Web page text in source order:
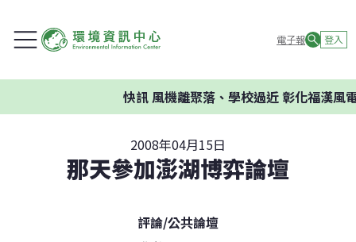
電子報 登入
快訊風機離聚落、學校過近 彰化福漢風電
2008年04月15日
那天參加澎湖博弈論壇
評論/公共論壇